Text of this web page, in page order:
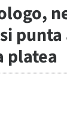
punta
platea